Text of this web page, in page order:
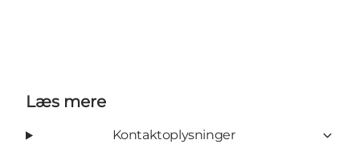
Læs mere
Kontaktoplysninger